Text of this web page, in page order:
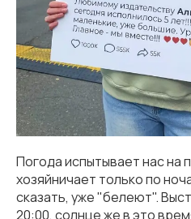
Погода испытывает нас на
хозяйничает только по
сказать, уже "белеют".
20:00, солнце же в это